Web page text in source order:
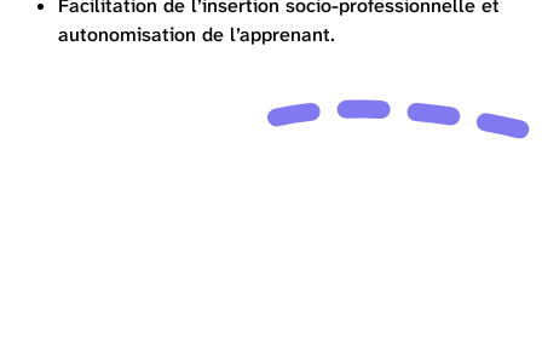
Facilitation de l’insertion socio-professionnelle et
autonomisation de l’apprenant.